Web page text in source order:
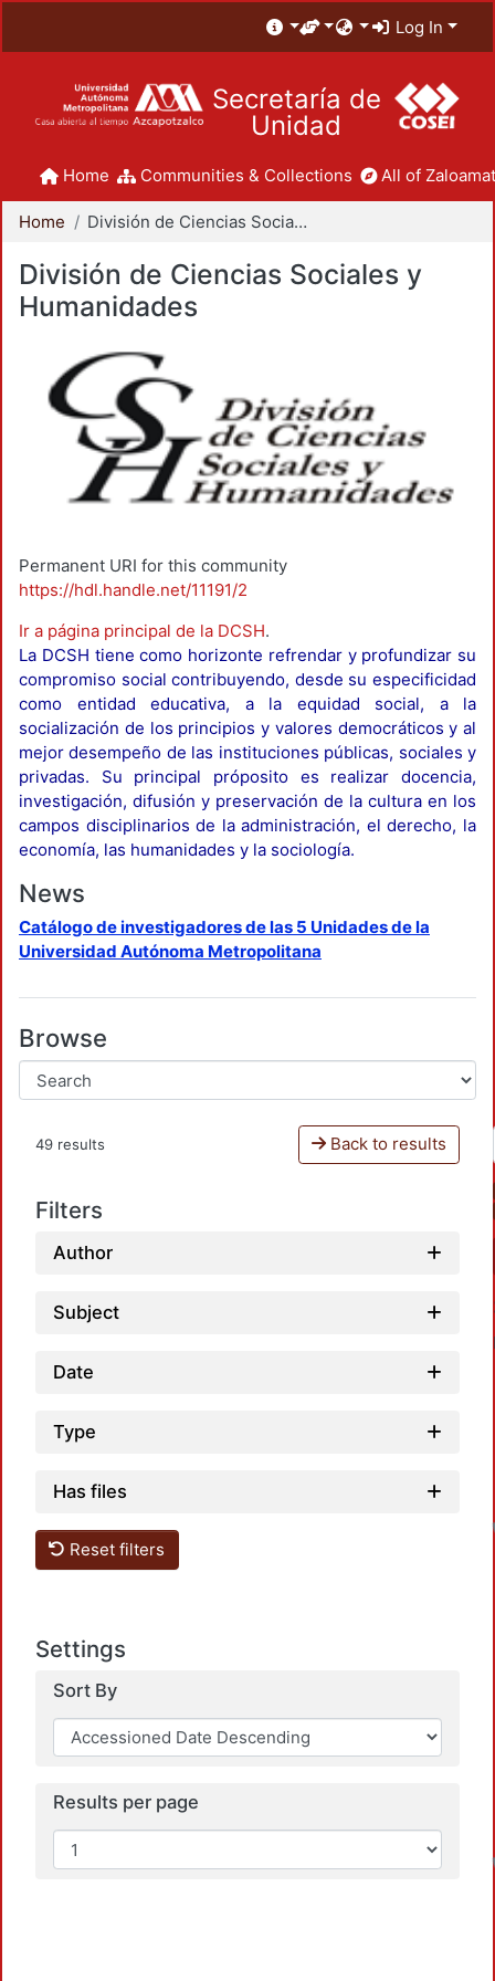
Log In
Secretaría de
Unidad
Home Communities & Collections All of
Home División de Ciencias Sociales y Humanidades
División de Ciencias Sociales y
Humanidades
Permanent URI for this community
https://hdl.handle.net/11191/2
Ir a página principal de la DCSH.
La DCSH tiene como horizonte refrendar y profundizar su
compromiso social contribuyendo, desde su especificidad
como entidad educativa, a la equidad social, a la
socialización de los principios y valores democráticos y al
mejor desempeño de las instituciones públicas, sociales y
privadas. Su principal próposito es realizar docencia,
investigación, difusión y preservación de la cultura en los
campos disciplinarios de la administración, el derecho, la
economía, las humanidades y la sociología.
News
Catálogo de investigadores de las 5 Unidades de la
Universidad Autónoma Metropolitana
Browse
49 results Back to results
Filters
Author
Subject
Date
Type
Has files
Reset filters
Settings
Sort By
Results per page